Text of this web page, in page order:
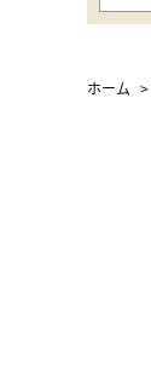
ホーム >